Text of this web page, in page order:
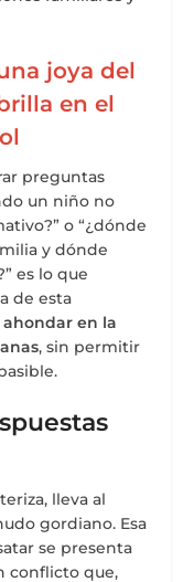
joya del
en el
preguntas
un niño no
o “¿dónde
y dónde
es lo que
de esta
ahondar en la
, sin permitir
lleva al
gordiano. Esa
se presenta
conflicto que,